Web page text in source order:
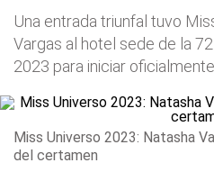
Una entrada triunfal tuvo
Vargas al hotel sede de la
2023 para iniciar
Miss Universo 2023: Natasha
del certamen